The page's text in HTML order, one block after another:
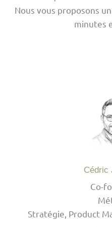
Nous vous proposons
minutes
Cédric
Co-
Stratégie, Product